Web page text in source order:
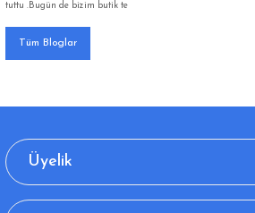
tuttu .Bugün de bizim butik te
Tüm Bloglar
Üyelik